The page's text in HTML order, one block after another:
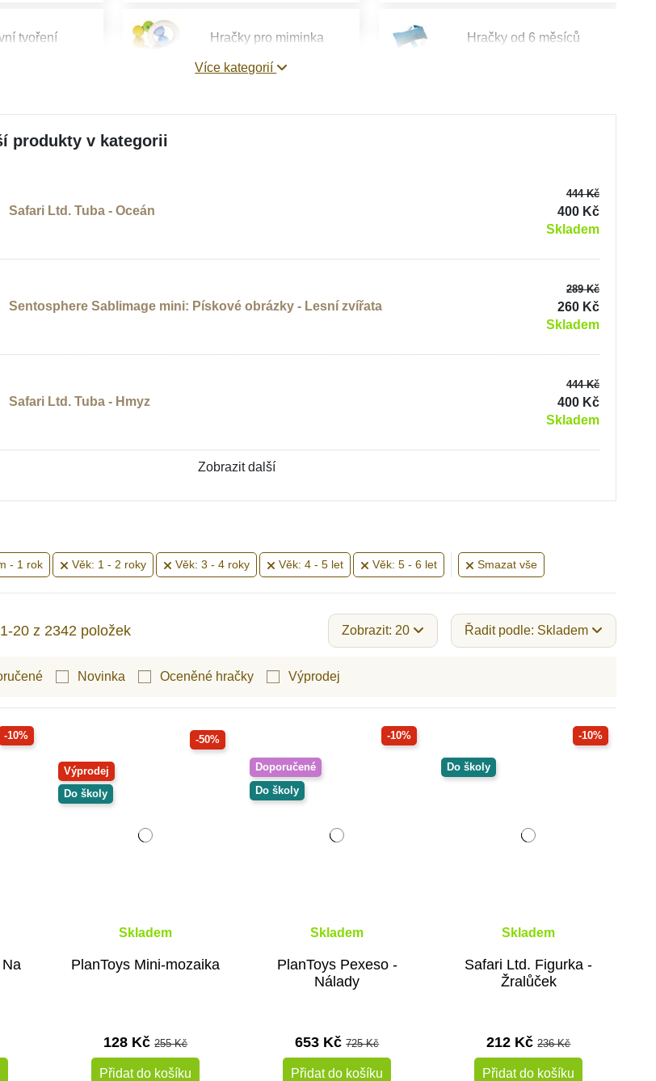
tvoření Hračky pro miminka Hračky od 6 měsíců
Více kategorií
produkty v kategorii
Safari Ltd. Tuba - Oceán
444 Kč
400 Kč
Skladem
Sentosphere Sablimage mini: Pískové obrázky - Lesní zvířata
289 Kč
260 Kč
Skladem
Safari Ltd. Tuba - Hmyz
444 Kč
400 Kč
Skladem
Zobrazit další
- 1 rok Věk: 1 - 2 roky Věk: 3 - 4 roky Věk: 4 - 5 let Věk: 5 - 6 let Smazat vše
20 z 2342 položek Zobrazit: 20 Řadit podle: Skladem
Novinka Oceněné hračky Výprodej
-10% -50%
Výprodej
Do školy
Skladem
PlanToys Mini-mozaika
128 Kč255 Kč
Přidat do košíku
-10%
Doporučené
Do školy
Skladem
PlanToys Pexeso -
Nálady
653 Kč725 Kč
Přidat do košíku
-10%
Do školy
Skladem
Safari Ltd. Figurka -
Žralůček
212 Kč236 Kč
Přidat do košíku